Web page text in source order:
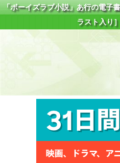
「ボーイズラブ小説」あ行の電子
ラスト入り